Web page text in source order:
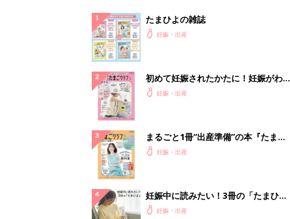
たまひよの雑誌
妊娠・出産
初めて妊娠されたかたに！妊娠がわか
ったら最初に読む本『初めてのたまご
妊娠・出産
まるごと1冊“出産準備”の本『たまご
クラブ 夏号』〈スペシャル大特集〉
妊娠・出産
妊娠中に読みたい！3冊の「たまひ
よ」妊娠・出産